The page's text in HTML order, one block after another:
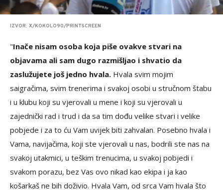
IZVOR: X/KOKOLO90/PRINTSCREEN
"Inače nisam osoba koja piše ovakve stvari na
objavama ali sam dugo razmišljao i shvatio da
zaslužujete još jedno hvala. Hvala svim mojim
saigračima, svim trenerima i svakoj osobi u stručnom štabu
i u klubu koji su vjerovali u mene i koji su vjerovali u
zajednički rad i trud i da sa tim dođu velike stvari i velike
pobjede i za to ću Vam uvijek biti zahvalan. Posebno hvala i
Vama, navijačima, koji ste vjerovali u nas, bodrili ste nas na
svakoj utakmici, u teškim trenucima, u svakoj pobjedi i
svakom porazu, bez Vas ovo nikad kao ekipa i ja kao
košarkaš ne bih doživio. Hvala Vam, od srca Vam hvala što